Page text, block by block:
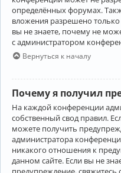
определённых форумах.
вложения разрешено
вы не знаете, почему не
с администратором
Вернуться к началу
Почему я получил
На каждой конференции
собственный свод правил.
можете получить
администратора
никакого отношения к
данном сайте. Если вы не